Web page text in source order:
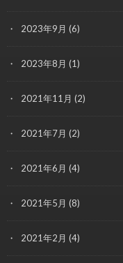
2023年9月 (6)
2023年8月 (1)
2021年11月 (2)
2021年7月 (2)
2021年6月 (4)
2021年5月 (8)
2021年2月 (4)